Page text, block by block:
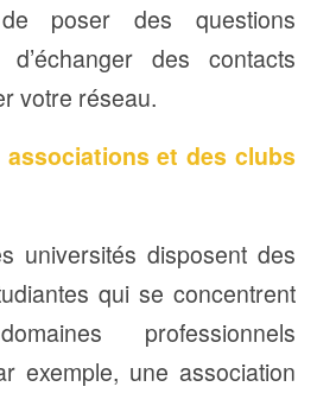
de poser des questions
des contacts
votre réseau.
associations et des clubs
universités disposent des
qui se concentrent
professionnels
exemple, une association